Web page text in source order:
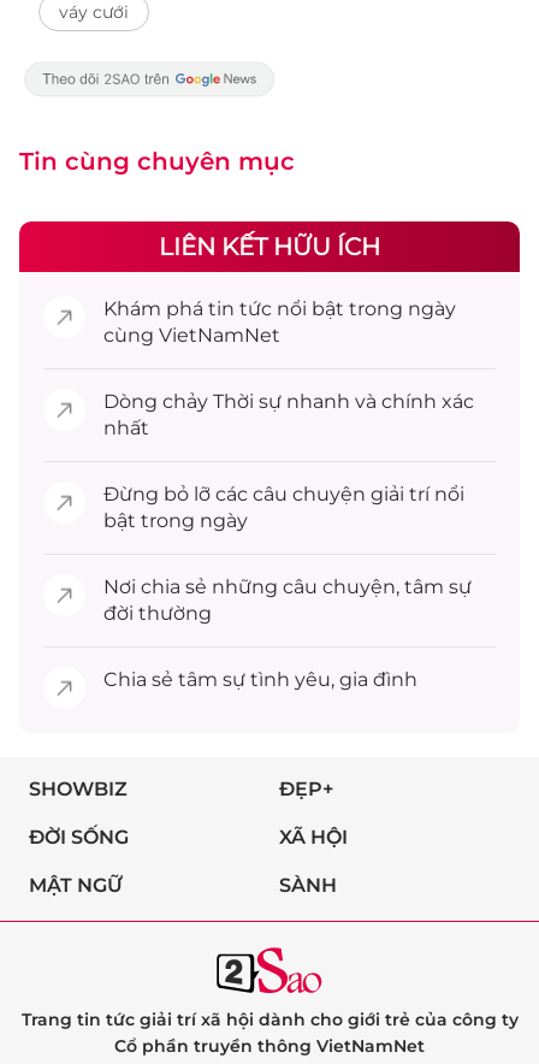
váy cưới
Tin cùng chuyên mục
LIÊN KẾT HỮU ÍCH
Khám phá tin tức nổi bật trong ngày
cùng VietNamNet
Dòng chảy Thời sự nhanh và chính xác
nhất
Đừng bỏ lỡ các câu chuyện giải trínổi
bật trong ngày
Nơi chia sẻ những câu chuyện, tâm sự
đời thường
Chia sẻ tâm sự tình yêu, gia đình
SHOWBIZ ĐẸP+
ĐỜI SỐNG XÃ HỘI
MẬT NGỮ SÀNH
Trang tin tức giải trí xã hội dành cho giới trẻ của công ty
Cổ phần truyền thông VietNamNet